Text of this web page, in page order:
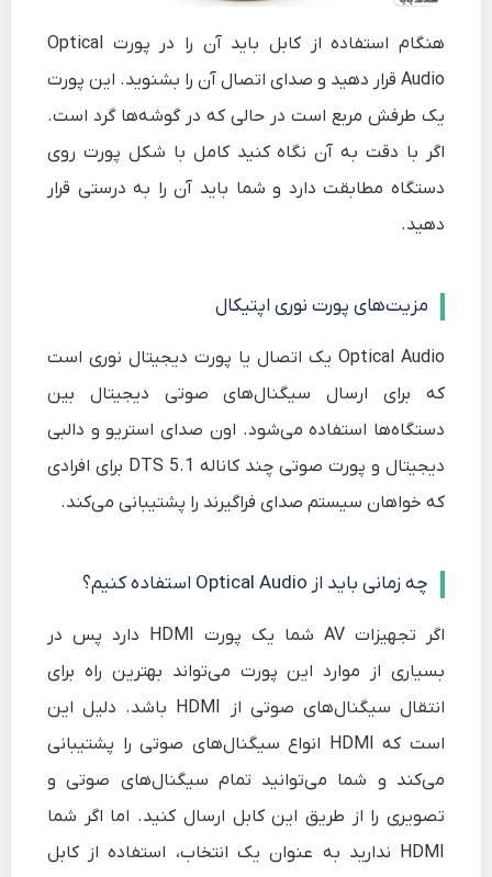
هنگام استفاده از کابل باید آن را در پورت Optical
Audio قرار دهید و صدای اتصال آن را بشنوید. این پورت
یک طرفش مربع است در حالی که در گوشه‌ها گرد است.
اگر با دقت به آن نگاه کنید کامل با شکل پورت روی
دستگاه مطابقت دارد و شما باید آن را به درستی قرار
دهید.
مزیت‌های پورت نوری اپتیکال
Optical Audio یک اتصال یا پورت دیجیتال نوری است
که برای ارسال سیگنال‌های صوتی دیجیتال بین
دستگاه‌ها استفاده می‌شود. اون صدای استریو و دالبی
دیجیتال و پورت صوتی چند کاناله DTS 5.1 برای افرادی
که خواهان سیستم صدای فراگیرند را پشتیبانی می‌کند.
چه زمانی باید از Optical Audio استفاده کنیم؟
اگر تجهیزات AV شما یک پورت HDMI دارد پس در
بسیاری از موارد این پورت می‌تواند بهترین راه برای
انتقال سیگنال‌های صوتی از HDMI باشد. دلیل این
است که HDMI انواع سیگنال‌های صوتی را پشتیبانی
می‌کند و شما می‌توانید تمام سیگنال‌های صوتی و
تصویری را از طریق این کابل ارسال کنید. اما اگر شما
HDMI ندارید به عنوان یک انتخاب، استفاده از کابل